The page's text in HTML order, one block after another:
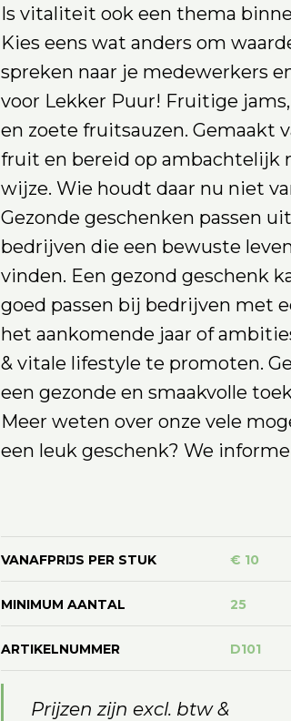
Is vitaliteit ook een thema
Kies eens wat anders om
spreken naar je medewerkers
voor Lekker Puur! Fruitige
en zoete fruitsauzen. Gemaakt
fruit en bereid op ambachtelijk
wijze. Wie houdt daar nu niet
Gezonde geschenken passen
bedrijven die een bewuste
vinden. Een gezond geschenk
goed passen bij bedrijven met
het aankomende jaar of
& vitale lifestyle te promoten.
een gezonde en smaakvolle
Meer weten over onze vele
een leuk geschenk? We
VANAFPRIJS PER STUK € 10
MINIMUM AANTAL 25
ARTIKELNUMMER D101
Prijzen zijn excl. btw &